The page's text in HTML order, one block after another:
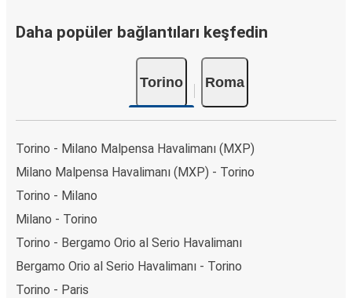
Daha popüler bağlantıları keşfedin
Torino Roma
Torino - Milano Malpensa Havalimanı (MXP)
Milano Malpensa Havalimanı (MXP) - Torino
Torino - Milano
Milano - Torino
Torino - Bergamo Orio al Serio Havalimanı
Bergamo Orio al Serio Havalimanı - Torino
Torino - Paris